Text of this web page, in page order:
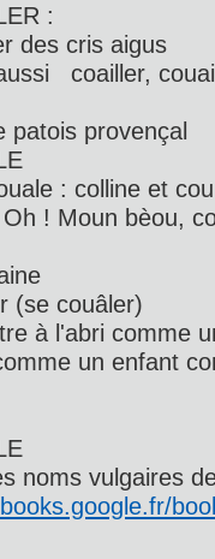
:
des cris aigus
coailler,
patois provençal
: colline et cou
! Moun bèou,
(se couâler)
à l'abri comme
un enfant
noms vulgaires